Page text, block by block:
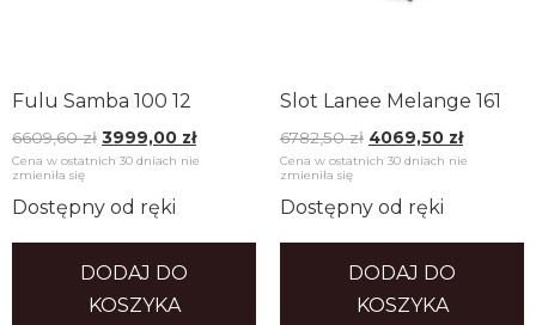
Fulu Samba 100 12
6609,60zł 3999,00 zł
Cena w ostatnich 30 dniach nie
zmieniła się
Dostępny od ręki
DODAJ DO
KOSZYKA
Slot Lanee Melange 161
6782,50zł 4069,50 zł
Cena w ostatnich 30 dniach nie
zmieniła się
Dostępny od ręki
DODAJ DO
KOSZYKA